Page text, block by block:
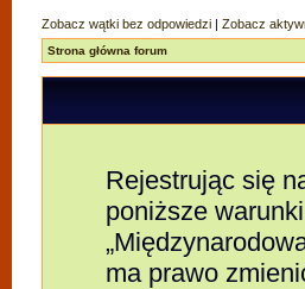
Zobacz wątki bez odpowiedzi | Zobacz
Strona główna forum
Rejestrując się
poniższe
ma prawo